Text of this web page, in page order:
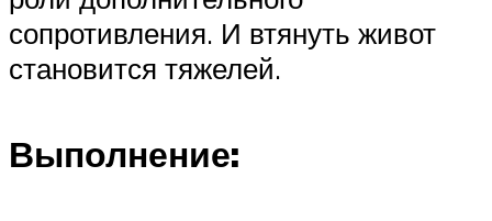
сопротивления. И втянуть живот
становится тяжелей.
Выполнение: